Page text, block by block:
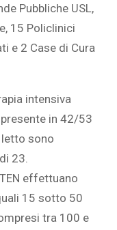
Pubbliche USL,
15 Policlinici
e 2 Case di Cura
intensiva
in 42/53
sono
23.
effettuano
15 sotto 50
tra 100 e